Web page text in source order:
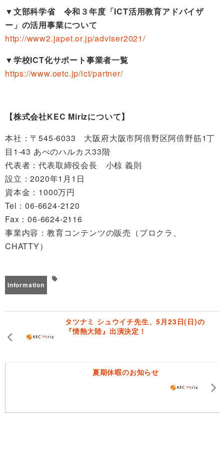
▼文部科学省 令和３年度「ICT活用教育アドバイザ
ー」の活用事業について
http://www2.japet.or.jp/adviser2021/
▼学校ICT化サポート事業者一覧
https://www.oetc.jp/ict/partner/
【株式会社KEC Mirizについて】
本社：〒545-6033 大阪府大阪市阿倍野区阿倍野筋1丁
目1-43 あべのハルカス33階
代表者：代表取締役会長 小椋 義則
設立：2020年1月1日
資本金：1000万円
Tel：06-6624-2120
Fax：06-6624-2116
事業内容：教育コンテンツの販売（プロクラ、
CHATTY）
Information
タツナミ シュウイチ先生、5月23日(日)の
『情熱大陸』出演決定！
夏期休暇のお知らせ